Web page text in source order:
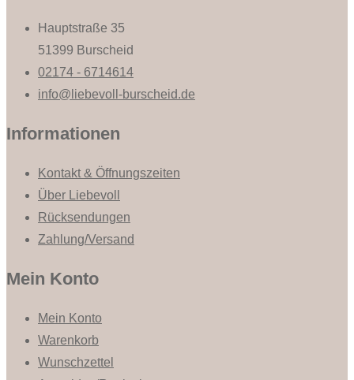
Hauptstraße 35
51399 Burscheid
02174 - 6714614
info@liebevoll-burscheid.de
Informationen
Kontakt & Öffnungszeiten
Über Liebevoll
Rücksendungen
Zahlung/Versand
Mein Konto
Mein Konto
Warenkorb
Wunschzettel